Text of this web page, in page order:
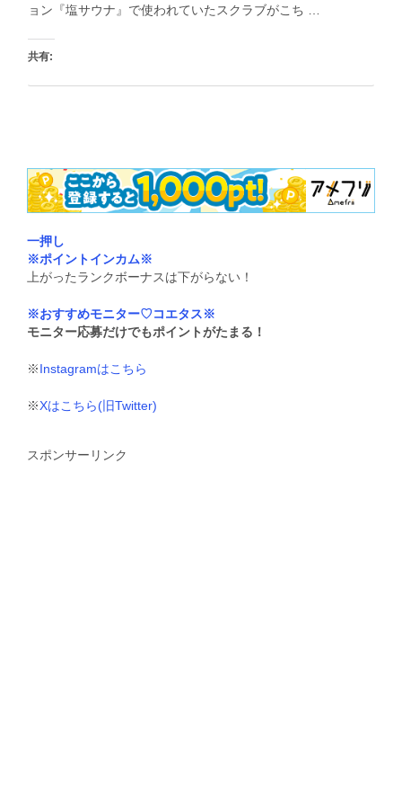
ョン『塩サウナ』で使われていたスクラブがこち …
共有:
一押し
※ポイントインカム※
上がったランクボーナスは下がらない！
※おすすめモニター♡コエタス※
モニター応募だけでもポイントがたまる！
※Instagramはこちら
※Xはこちら(旧Twitter)
スポンサーリンク